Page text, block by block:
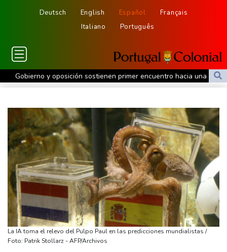
Deutsch English Español
Français
Italiano
Português
Gobierno y oposición sostienen primer encuentro hacia una
transición política en Venezuela
política en Venezuela
Infantino encuentra amparo en África ante la presión de la UEFA
El Real Madrid zanja las especulaciones y renueva a Vinícius
hasta 2032
Infantino bajo presión de la UEFA y la Conmebol
Yan Diomandé, la nueva joya del Real Madrid vale 160 millones
de dólares
Muere bajo arresto domiciliario en Venezuela un preso político de
origen uruguayo
El Real Madrid anuncia el fichaje del extremo marfileño Yan
La IA toma el relevo del Pulpo Paul en las predicciones mundialistas /
Foto: Patrik Stollarz - AFP/Archivos